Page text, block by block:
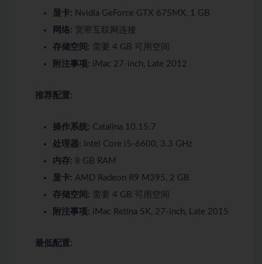
显卡: Nvidia GeForce GTX 675MX, 1 GB
网络: 宽带互联网连接
存储空间: 需要 4 GB 可用空间
附注事项: iMac 27-inch, Late 2012
推荐配置:
操作系统: Catalina 10.15.7
处理器: Intel Core i5-6600, 3.3 GHz
内存: 8 GB RAM
显卡: AMD Radeon R9 M395, 2 GB
存储空间: 需要 4 GB 可用空间
附注事项: iMac Retina 5K, 27-inch, Late 2015
最低配置: